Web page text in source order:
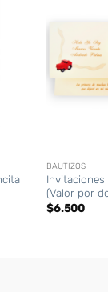
BAUTIZOS
(Valor por
$6.500